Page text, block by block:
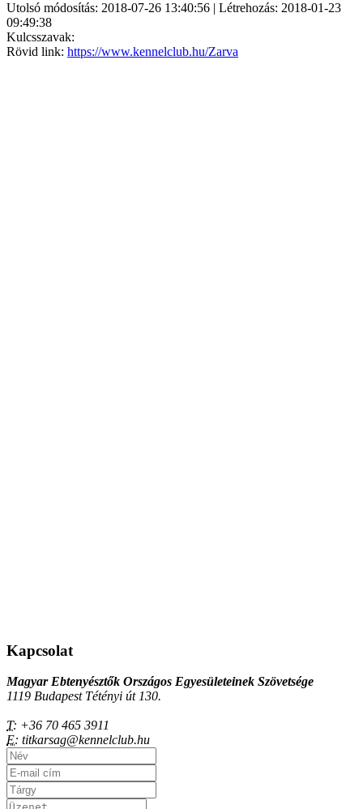
Utolsó módosítás: 2018-07-26 13:40:56 | Létrehozás: 2018-01-23
09:49:38
Kulcsszavak:
Rövid link: https://www.kennelclub.hu/Zarva
Kapcsolat
Magyar Ebtenyésztők Országos Egyesületeinek Szövetsége
1119 Budapest Tétényi út 130.
T: +36 70 465 3911
E: titkarsag@kennelclub.hu